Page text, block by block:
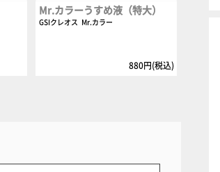
Mr.カラーうすめ液（特大）
GSIクレオス Mr.カラー
880円(税込)